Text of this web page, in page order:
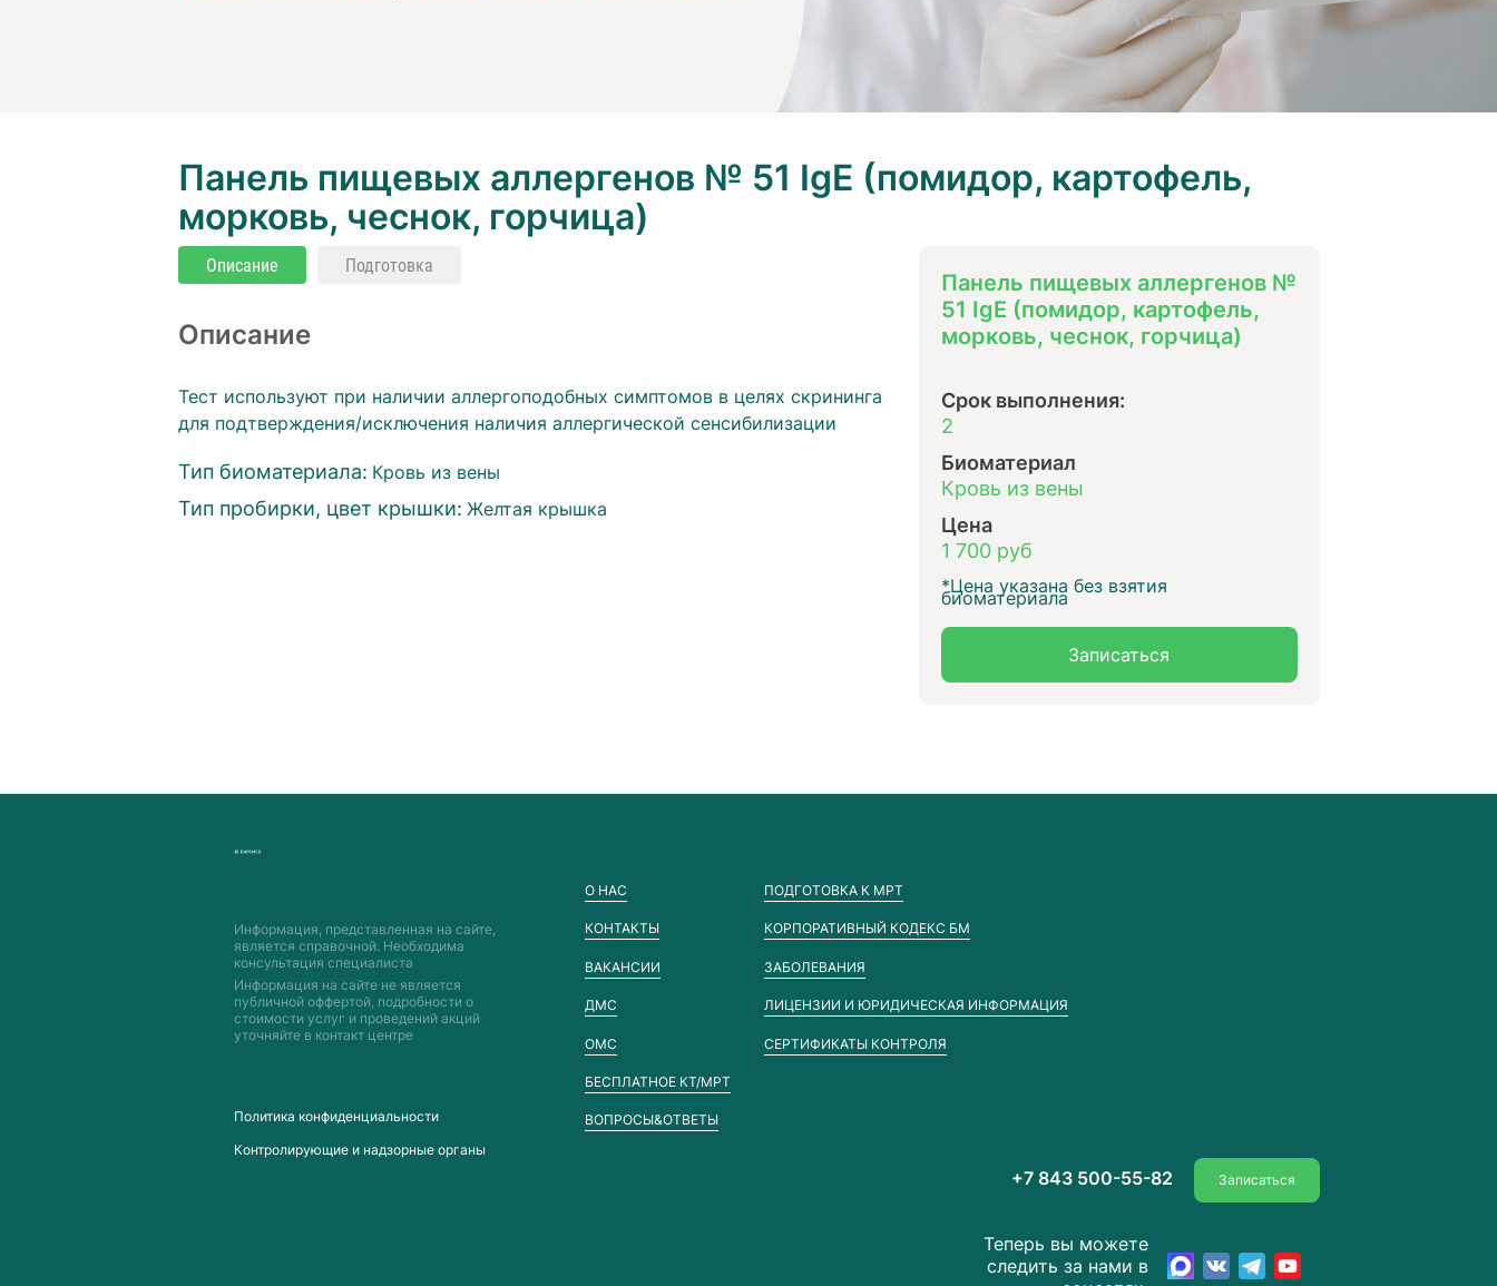
Панель пищевых аллергенов № 51 IgE (помидор, картофель,
морковь, чеснок, горчица)
Панель пищевых аллергенов №
51 IgE (помидор, картофель,
морковь, чеснок, горчица)
Срок выполнения:
2
Биоматериал
Кровь из вены
Цена
1 700 руб
*Цена указана без взятия
биоматериала
Записаться
Описание Подготовка
Описание
Тест используют при наличии аллергоподобных симптомов в целях скрининга
для подтверждения/исключения наличия аллергической сенсибилизации
Тип биоматериала: Кровь из вены
Тип пробирки, цвет крышки: Желтая крышка
Информация, представленная на сайте,
является справочной. Необходима
консультация специалиста
Информация на сайте не является
публичной оффертой, подробности о
стоимости услуг и проведений акций
уточняйте в контакт центре
Пoлитика конфиденциальности
Контролирующие и надзорные органы
О НАС
КОНТАКТЫ
ВАКАНСИИ
ДМС
ОМС
БЕСПЛАТНОЕ КТ/МРТ
ВОПРОСЫ&ОТВЕТЫ
ПОДГОТОВКА К МРТ
КОРПОРАТИВНЫЙ КОДЕКС БМ
ЗАБОЛЕВАНИЯ
ЛИЦЕНЗИИ И ЮРИДИЧЕСКАЯ ИНФОРМАЦИЯ
СЕРТИФИКАТЫ КОНТРОЛЯ
+7 843 500-55-82 Записаться
Теперь вы можете
следить за нами в